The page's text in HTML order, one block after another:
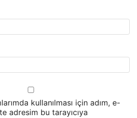
kullanılması için adım, e-
adresim bu tarayıcıya